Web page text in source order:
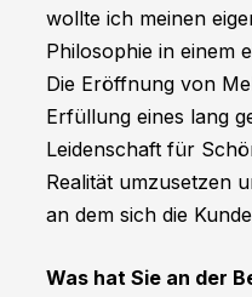
wollte ich meinen
Philosophie in einem
Die Eröffnung von
Erfüllung eines lang
Leidenschaft für
Realität umzusetzen
an dem sich die
Was hat Sie an der